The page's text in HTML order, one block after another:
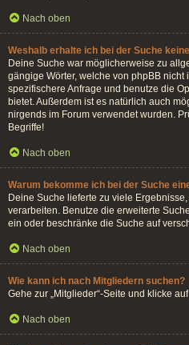
Nach oben
Weshalb erhalte ich bei der Suche
Deine Suche war möglicherweise zu
gängige Wörter, welche von phpBB
spezifischere Anfrage und benutze die
bietet. Außerdem ist es natürlich auch
nirgends im Forum verwendet wurden.
Begriffe!
Nach oben
Warum bekomme ich bei der Suche
Deine Suche lieferte zu viele
verarbeiten. Benutze die erweiterte
ein oder beschränke die Suche auf
Nach oben
Wie kann ich nach Mitgliedern suchen?
Gehe zur „Mitglieder“-Seite und klicke
Nach oben